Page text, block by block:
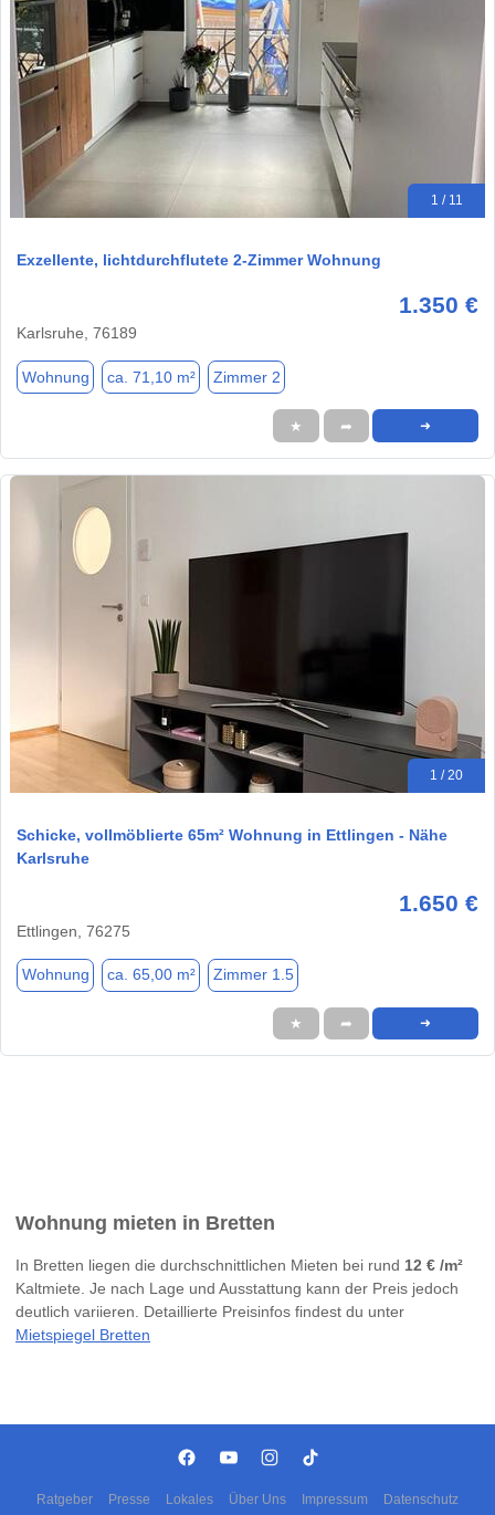
1 / 11
Exzellente, lichtdurchflutete 2-Zimmer Wohnung
1.350 €
Karlsruhe, 76189
Wohnung ca. 71,10 m² Zimmer 2
★ ➦ ➜
1 / 20
Schicke, vollmöblierte 65m² Wohnung in Ettlingen - Nähe
Karlsruhe
1.650 €
Ettlingen, 76275
Wohnung ca. 65,00 m² Zimmer 1.5
★ ➦ ➜
Wohnung mieten in Bretten
In Bretten liegen die durchschnittlichen Mieten bei rund 12 € /m²
Kaltmiete. Je nach Lage und Ausstattung kann der Preis jedoch
deutlich variieren. Detaillierte Preisinfos findest du unter
Mietspiegel Bretten
Ratgeber Presse Lokales Über Uns Impressum Datenschutz